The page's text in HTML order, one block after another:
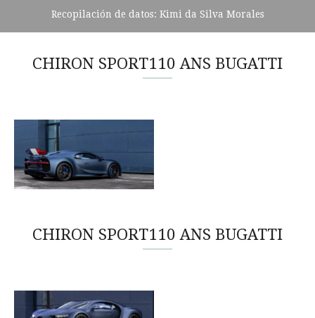
Recopilación de datos: Kimi da Silva Morales
CHIRON SPORT110 ANS BUGATTI
CHIRON SPORT110 ANS BUGATTI